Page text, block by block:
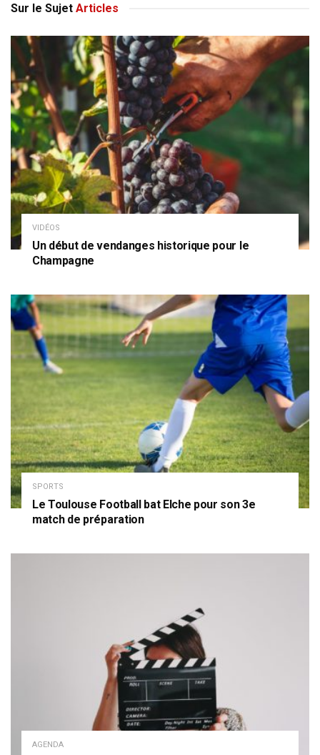
Sur le Sujet Articles
VIDÉOS
Un début de vendanges historique pour le
Champagne
SPORTS
Le Toulouse Football bat Elche pour son 3e
match de préparation
AGENDA